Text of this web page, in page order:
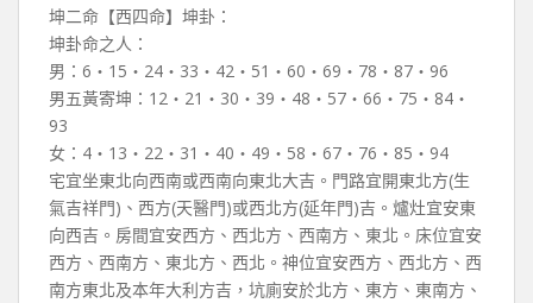
坤二命【西四命】坤卦：
坤卦命之人：
男：6‧15‧24‧33‧42‧51‧60‧69‧78‧87‧96
男五黃寄坤：12‧21‧30‧39‧48‧57‧66‧75‧84‧
93
女：4‧13‧22‧31‧40‧49‧58‧67‧76‧85‧94
宅宜坐東北向西南或西南向東北大吉。門路宜開東北方(生
氣吉祥門)、西方(天醫門)或西北方(延年門)吉。爐灶宜安東
向西吉。房間宜安西方、西北方、西南方、東北。床位宜安
西方、西南方、東北方、西北。神位宜安西方、西北方、西
南方東北及本年大利方吉，坑廁安於北方、東方、東南方、